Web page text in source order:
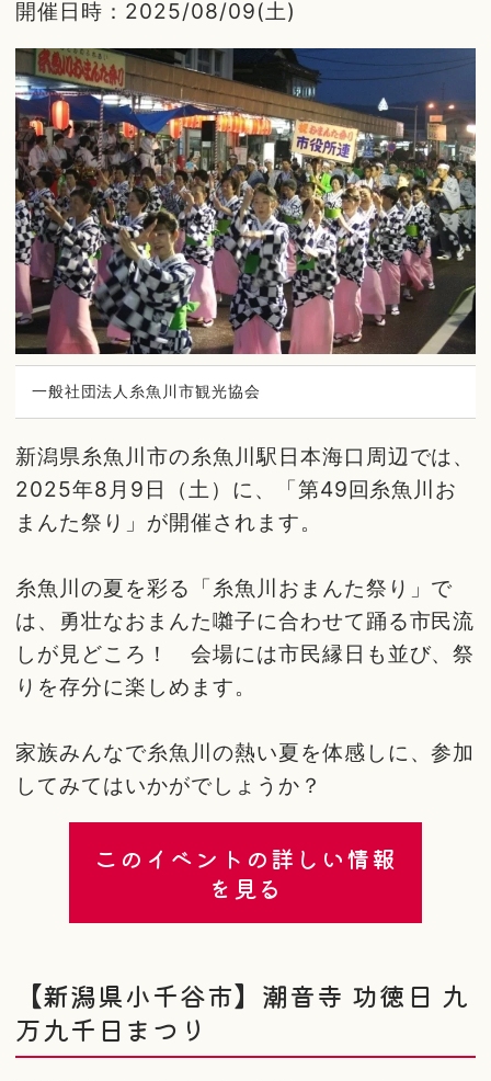
開催日時：2025/08/09(土)
一般社団法人糸魚川市観光協会
新潟県糸魚川市の糸魚川駅日本海口周辺では、
2025年8月9日（土）に、「第49回糸魚川お
まんた祭り」が開催されます。
糸魚川の夏を彩る「糸魚川おまんた祭り」で
は、勇壮なおまんた囃子に合わせて踊る市民流
しが見どころ！ 会場には市民縁日も並び、祭
りを存分に楽しめます。
家族みんなで糸魚川の熱い夏を体感しに、参加
してみてはいかがでしょうか？
このイベントの詳しい情報
を見る
【新潟県小千谷市】潮音寺 功徳日 九
万九千日まつり